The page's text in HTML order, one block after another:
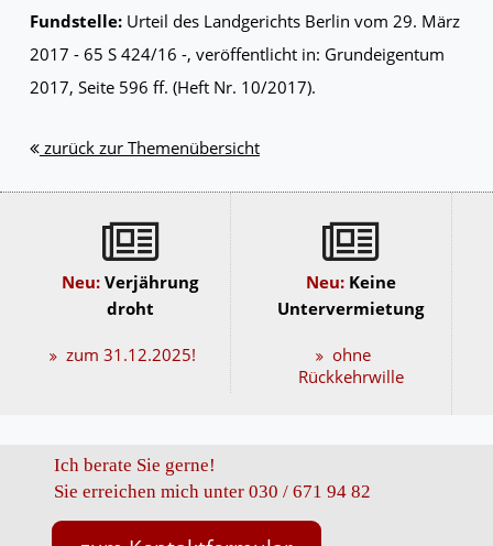
Fundstelle:Urteil des Landgerichts Berlin vom 29. März
2017 - 65 S 424/16 -, veröffentlicht in: Grundeigentum
2017, Seite 596 ff. (Heft Nr. 10/2017).
zurück zur Themenübersicht
Neu:Verjährung
droht
zum 31.12.2025!
Neu: Keine
Untervermietung
ohne
Rückkehrwille
Ich berate Sie gerne!
Sie erreichen mich unter 030 / 671 94 82